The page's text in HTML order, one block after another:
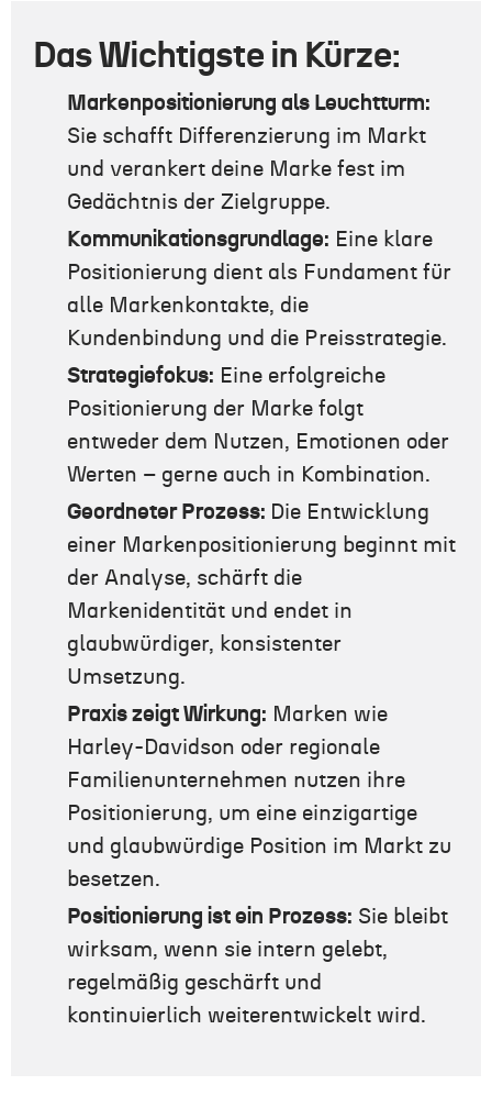
DasWichtigste in Kürze:
Markenpositionierung als Leuchtturm:
Sie schafft Differenzierung im Markt
und verankert deine Marke fest im
Gedächtnis der Zielgruppe.
Kommunikationsgrundlage: Eine klare
Positionierung dient als Fundament für
alle Markenkontakte, die
Kundenbindung und die Preisstrategie.
Strategiefokus: Eine erfolgreiche
Positionierung der Marke folgt
entweder dem Nutzen, Emotionen oder
Werten – gerne auch in Kombination.
Geordneter Prozess: Die Entwicklung
einer Markenpositionierung beginnt mit
der Analyse, schärft die
Markenidentität und endet in
glaubwürdiger, konsistenter
Umsetzung.
Praxis zeigt Wirkung: Marken wie
Harley-Davidson oder regionale
Familienunternehmen nutzen ihre
Positionierung, um eine einzigartige
und glaubwürdige Position im Markt zu
besetzen.
Positionierung ist ein Prozess: Sie bleibt
wirksam, wenn sie intern gelebt,
regelmäßig geschärft und
kontinuierlich weiterentwickelt wird.